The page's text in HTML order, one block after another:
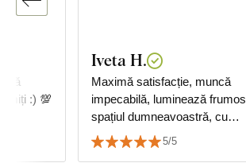
vă
:) 💯
Iveta H.
Maximă satisfacție, muncă
impecabilă, luminează frumos
spațiul dumneavoastră, cu
siguranță recomand.
5/5